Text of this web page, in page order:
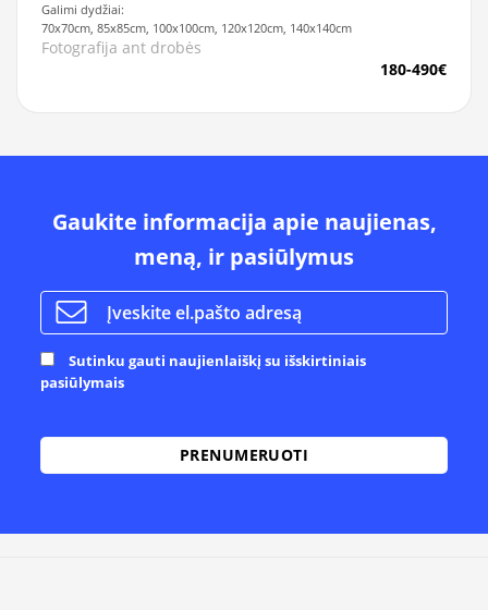
Galimi dydžiai:
70x70cm, 85x85cm, 100x100cm, 120x120cm, 140x140cm
Fotografija ant drobės
180-490€
Gaukite informacija apie naujienas,
meną, ir pasiūlymus
Sutinku gauti naujienlaiškį su išskirtiniais
pasiūlymais